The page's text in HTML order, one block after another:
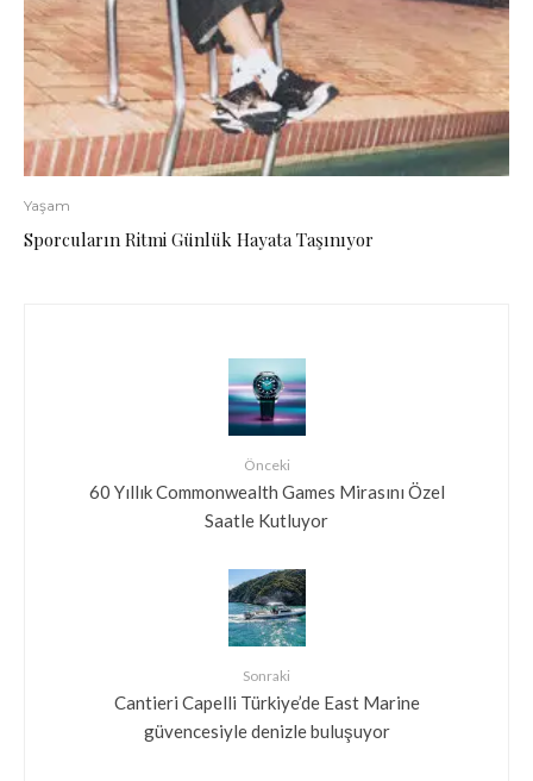
Yaşam
Sporcuların Ritmi Günlük Hayata Taşınıyor
Önceki
60 Yıllık Commonwealth Games Mirasını Özel
Saatle Kutluyor
Sonraki
Cantieri Capelli Türkiye’de East Marine
güvencesiyle denizle buluşuyor